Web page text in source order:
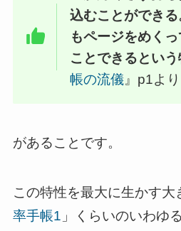
込むことができ
もページをめく
ことできるという
帳の流儀』p1より
があることです。
この特性を最大に生かす大
率手帳1 」くらいのいわゆ